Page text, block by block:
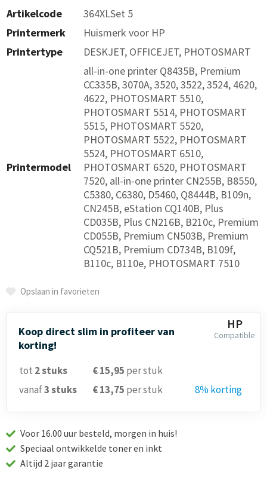
Artikelcode
364XLSet 5
Printermerk
Huismerk voor HP
Printertype
DESKJET, OFFICEJET, PHOTOSMART
Printermodel
all-in-one printer Q8435B, Premium
CC335B, 3070A, 3520, 3522, 3524, 4620,
4622, PHOTOSMART 5510,
PHOTOSMART 5514, PHOTOSMART
5515, PHOTOSMART 5520,
PHOTOSMART 5522, PHOTOSMART
5524, PHOTOSMART 6510,
PHOTOSMART 6520, PHOTOSMART
7520, all-in-one printer CN255B, B8550,
C5380, C6380, D5460, Q8444B, B109n,
CN245B, eStation CQ140B, Plus
CD035B, Plus CN216B, B210c, Premium
CD055B, Premium CN503B, Premium
CQ521B, Premium CD734B, B109f,
B110c, B110e, PHOTOSMART 7510
Opslaan in favorieten
HP
Compatible
Koop direct slim in profiteer van
korting!
tot 2stuks € 15,95 per stuk
vanaf3stuks € 13,75 per stuk 8% korting
Voor 16.00 uur besteld, morgen in huis!
Speciaal ontwikkelde toner en inkt
Altijd 2 jaar garantie